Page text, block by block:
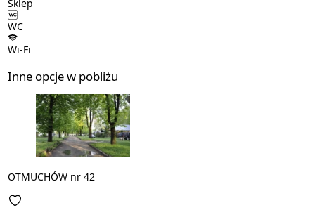
Sklep
WC
Wi-Fi
Inne opcje w pobliżu
OTMUCHÓW nr 42